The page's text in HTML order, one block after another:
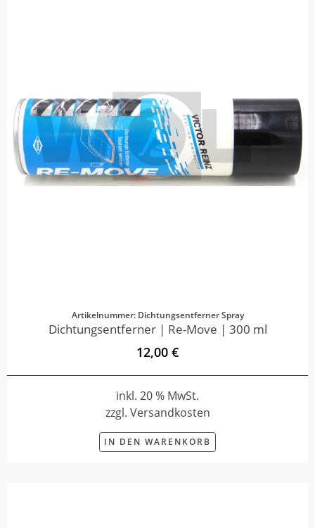
Artikelnummer: Dichtungsentferner Spray
Dichtungsentferner | Re-Move | 300 ml
12,00 €
inkl. 20 % MwSt.
zzgl. Versandkosten
IN DEN WARENKORB